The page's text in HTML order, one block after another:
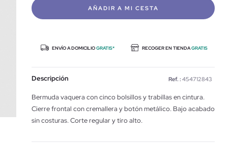
AÑADIR A MI CESTA
ENVÍO A DOMICILIOGRATIS* RECOGER EN TIENDAGRATIS
Descripción Ref. : 454712843
Bermuda vaquera con cinco bolsillos y trabillas en cintura.
Cierre frontal con cremallera y botón metálico. Bajo acabado
sin costuras. Corte regular y tiro alto.